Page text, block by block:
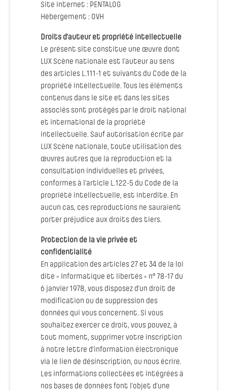
Site internet : PENTALOG
Hébergement : OVH
Droits d’auteur et propriété intellectuelle
Le présent site constitue une œuvre dont
LUX Scène nationale est l’auteur au sens
des articles L.111-1 et suivants du Code de la
propriété intellectuelle. Tous les éléments
contenus dans le site et dans les sites
associés sont protégés par le droit national
et international de la propriété
intellectuelle. Sauf autorisation écrite par
LUX Scène nationale, toute utilisation des
œuvres autres que la reproduction et la
consultation individuelles et privées,
conformes à l’article L.122-5 du Code de la
propriété intellectuelle, est interdite. En
aucun cas, ces reproductions ne sauraient
porter préjudice aux droits des tiers.
Protection de la vie privée et
confidentialité
En application des articles 27 et 34 de la loi
dite « Informatique et libertés » n° 78-17 du
6 janvier 1978, vous disposez d’un droit de
modification ou de suppression des
données qui vous concernent. Si vous
souhaitez exercer ce droit, vous pouvez, à
tout moment, supprimer votre inscription
à notre lettre d’information électronique
via le lien de désinscription, ou nous écrire.
Les informations collectées et intégrées à
nos bases de données font l’objet d’une